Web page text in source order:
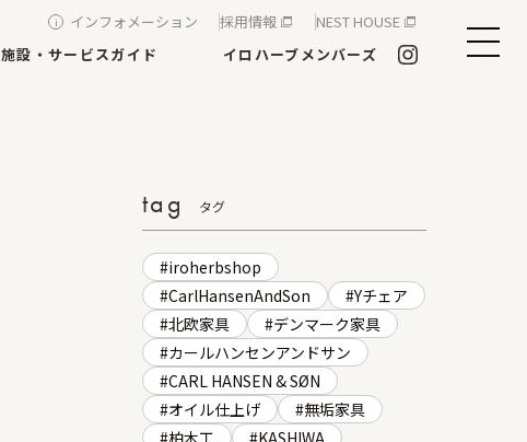
インフォメーション 採用情報
NEST HOUSE
施設・サービスガイド イロハーブメンバーズ
tag タグ
iroherbshop
CarlHansenAndSon
Yチェア
北欧家具
デンマーク家具
カールハンセンアンドサン
CARL HANSEN & SØN
オイル仕上げ
無垢家具
柏木工
KASHIWA